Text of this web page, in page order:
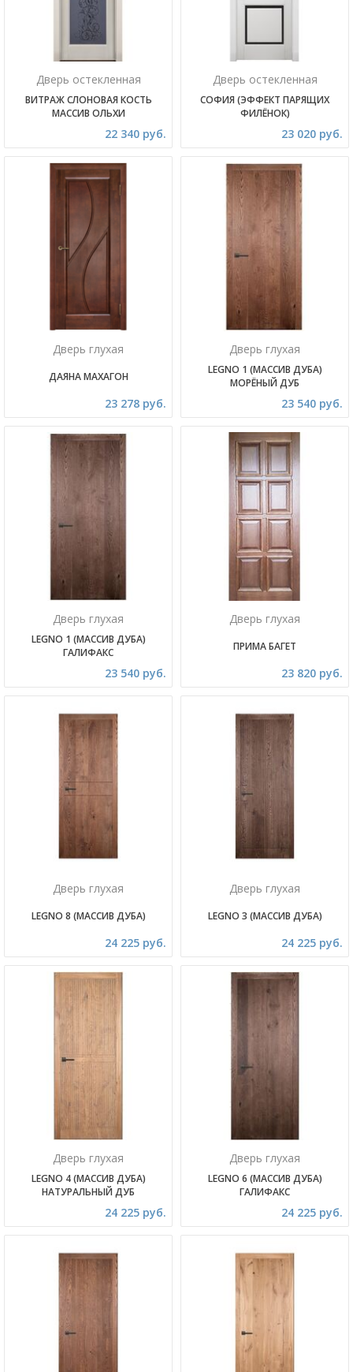
Дверь остекленная
ВИТРАЖ СЛОНОВАЯ КОСТЬ
МАССИВ ОЛЬХИ
22 340 руб.
Дверь остекленная
СОФИЯ (ЭФФЕКТ ПАРЯЩИХ
ФИЛЁНОК)
23 020 руб.
Дверь глухая
ДАЯНА МАХАГОН
23 278 руб.
Дверь глухая
LEGNO 1 (МАССИВ ДУБА)
МОРЁНЫЙ ДУБ
23 540 руб.
Дверь глухая
LEGNO 1 (МАССИВ ДУБА)
ГАЛИФАКС
23 540 руб.
Дверь глухая
ПРИМА БАГЕТ
23 820 руб.
Дверь глухая
LEGNO 8 (МАССИВ ДУБА)
24 225 руб.
Дверь глухая
LEGNO 3 (МАССИВ ДУБА)
24 225 руб.
Дверь глухая
LEGNO 4 (МАССИВ ДУБА)
НАТУРАЛЬНЫЙ ДУБ
24 225 руб.
Дверь глухая
LEGNO 6 (МАССИВ ДУБА)
ГАЛИФАКС
24 225 руб.